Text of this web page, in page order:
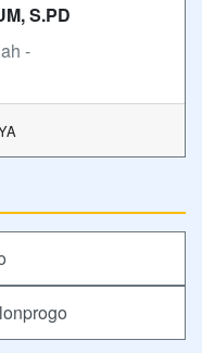
S.PD
-